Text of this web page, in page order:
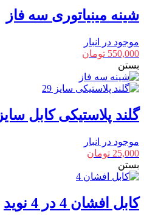
شینه مینیاتوری سه فاز
موجود در انبار
550,000 تومان
بستن
گلند پلاستیکی کابل سایز 29
موجود در انبار
25,000 تومان
بستن
کابل افشان 4 در 4 نوید